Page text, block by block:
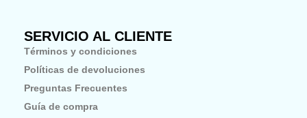
SERVICIO AL CLIENTE
Términos y condiciones
Políticas de devoluciones
Preguntas Frecuentes
Guía de compra